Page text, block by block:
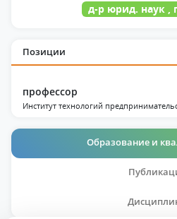
д-р юрид. наук ,
Позиции
профессор
Институт технологий
Образование и